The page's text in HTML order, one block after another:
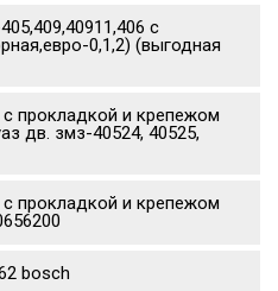
с
0,1,2) (выгодная
прокладкой и крепежом
дв. змз-40524, 40525,
прокладкой и крепежом
bosch